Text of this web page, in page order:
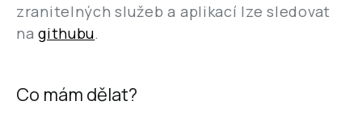
zranitelných služeb a aplikací lze sledovat
nagithubu.
Co mám dělat?